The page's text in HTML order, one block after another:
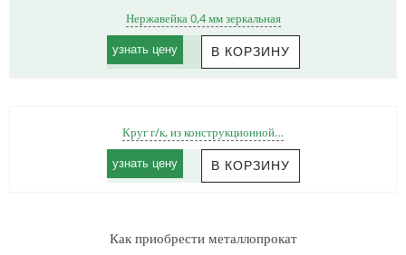
Нержавейка 0,4 мм зеркальная
узнать цену
Круг г/к, из конструкционной…
узнать цену
Как приобрести металлопрокат